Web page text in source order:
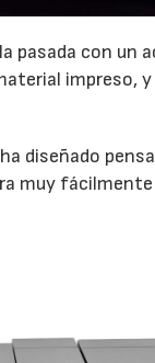
pasada con un
impreso,
diseñado
muy